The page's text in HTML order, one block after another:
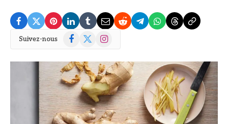
Suivez-nous Facebook
X
Instagram